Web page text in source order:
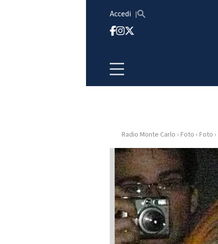
Accedi
HOME
RADIO
WEB
RADIO
PLAYLIST
Radio Monte Carlo › Foto › Foto ›